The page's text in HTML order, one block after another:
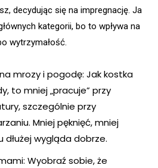
decydując się na impregnację. Ja
kategorii, bo to wpływa na
wytrzymałość.
mrozy i pogodę: Jak kostka
to mniej „pracuje” przy
szczególnie przy
Mniej pęknięć, mniej
dłużej wygląda dobrze.
Wyobraź sobie, że